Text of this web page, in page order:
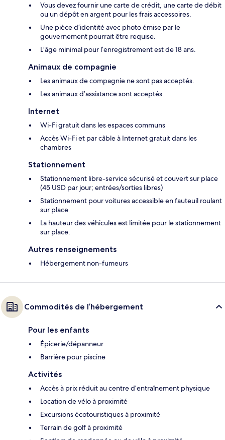
Vous devez fournir une carte de crédit, une carte de débit
ou un dépôt en argent pour les frais accessoires.
Une pièce d’identité avec photo émise par le
gouvernement pourrait être requise.
L’âge minimal pour l’enregistrement est de 18 ans.
Animaux de compagnie
Les animaux de compagnie ne sont pas acceptés.
Les animaux d’assistance sont acceptés.
Internet
Wi-Fi gratuit dans les espaces communs
Accès Wi-Fi et par câble à Internet gratuit dans les
chambres
Stationnement
Stationnement libre-service sécurisé et couvert sur place
(45 USD par jour; entrées/sorties libres)
Stationnement pour voitures accessible en fauteuil roulant
sur place
La hauteur des véhicules est limitée pour le stationnement
sur place.
Autres renseignements
Hébergement non-fumeurs
Commodités de l’hébergement
Pour les enfants
Épicerie/dépanneur
Barrière pour piscine
Activités
Accès à prix réduit au centre d’entraînement physique
Location de vélo à proximité
Excursions écotouristiques à proximité
Terrain de golf à proximité